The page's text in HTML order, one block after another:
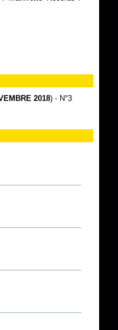
2018) - N°3